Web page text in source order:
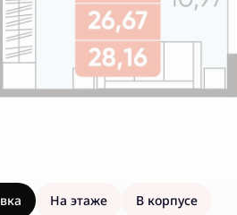
На этаже В корпусе